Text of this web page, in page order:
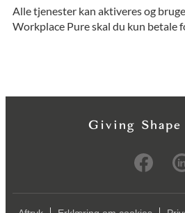
Alle tjenester kan aktiveres og
Workplace Pure skal du kun betale